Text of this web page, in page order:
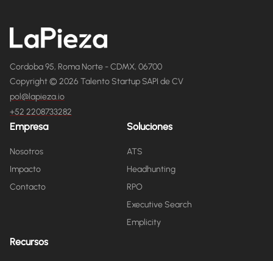
Cordoba 95, Roma Norte - CDMX, 06700
Copyright © 2026 Talento Startup SAPI de CV
pol@lapieza.io
+52 2208733282
Empresa
Nosotros
Impacto
Contacto
Soluciones
ATS
Headhunting
RPO
Executive Search
Emplicity
Recursos